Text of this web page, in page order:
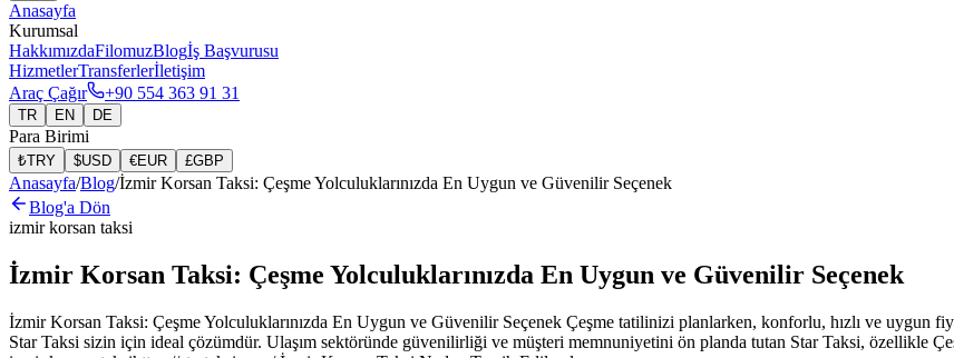
Anasayfa
Kurumsal
HakkımızdaFilomuzBlogİş Başvurusu
HizmetlerTransferlerİletişim
Araç Çağır
+90 554 363 91 31
TR EN DE
Para Birimi
₺TRY $USD €EUR £GBP
Anasayfa/Blog/İzmir Korsan Taksi: Çeşme Yolculuklarınızda En Uygun ve Güvenilir Seçenek
Blog'a Dön
izmir korsan taksi
İzmir Korsan Taksi: Çeşme Yolculuklarınızda En Uygun ve Güvenilir Seçenek
İzmir Korsan Taksi: Çeşme Yolculuklarınızda En Uygun ve Güvenilir Seçenek Çeşme tatilinizi planlarken, konforlu, hızlı ve uygun
Star Taksi sizin için ideal çözümdür. Ulaşım sektöründe güvenilirliği ve müşteri memnuniyetini ön planda tutan Star Taksi, özellikle